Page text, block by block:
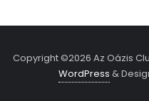
Copyright ©2026 Az Oázis
WordPress &